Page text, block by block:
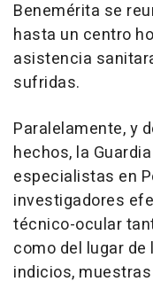
Benemérita se
hasta un centro
asistencia
sufridas.
Paralelamente, y
hechos, la
especialistas en
investigadores
técnico-ocular
como del lugar
indicios,